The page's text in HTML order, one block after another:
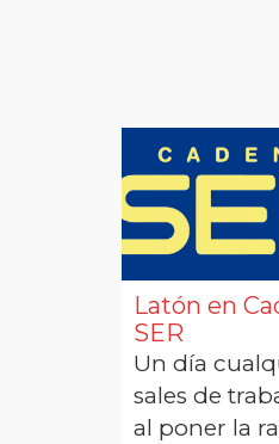
Latón en
SER
Un día
sales de
al poner la